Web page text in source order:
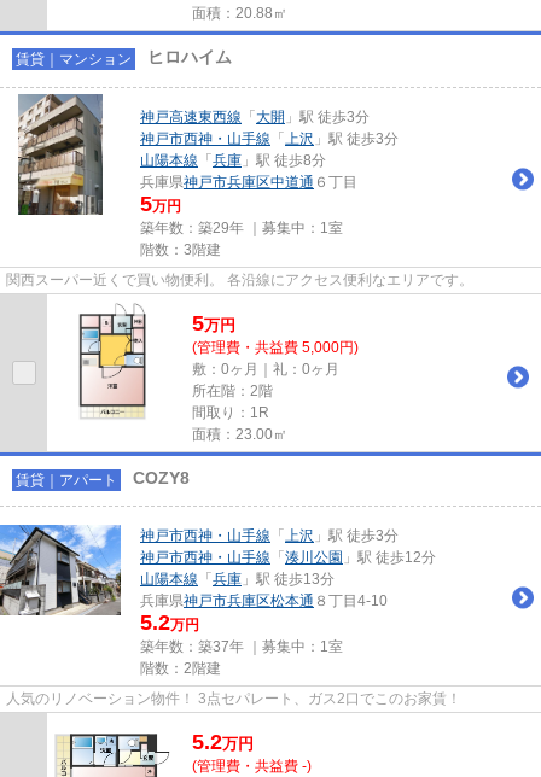
面積：20.88㎡
賃貸｜マンション ヒロハイム
神戸高速東西線 「 大開 」駅 徒歩3分
神戸市西神・山手線 「 上沢 」駅 徒歩3分
山陽本線 「 兵庫 」駅 徒歩8分
兵庫県神戸市兵庫区中道通 ６丁目
5万円
築年数：築29年 ｜募集中： 1室
階数：3階建
関西スーパー近くで買い物便利。 各沿線にアクセス便利なエリアです。
5万円
(管理費・共益費 5,000円)
敷：0ヶ月｜礼：0ヶ月
所在階：2階
間取り：1R
面積：23.00㎡
賃貸｜アパート COZY8
神戸市西神・山手線 「 上沢 」駅 徒歩3分
神戸市西神・山手線 「 湊川公園 」駅 徒歩12分
山陽本線 「 兵庫 」駅 徒歩13分
兵庫県神戸市兵庫区松本通 ８丁目4-10
5.2万円
築年数：築37年 ｜募集中： 1室
階数：2階建
人気のリノベーション物件！ 3点セパレート、ガス2口でこのお家賃！
5.2万円
(管理費・共益費 -)